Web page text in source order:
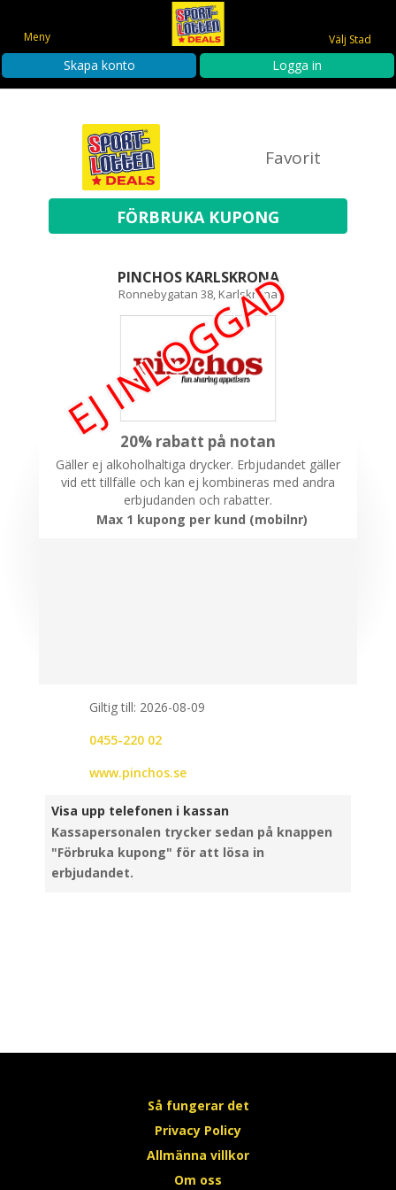
Meny Välj Stad
Skapa konto Logga in
Favorit
PINCHOS KARLSKRONA
Ronnebygatan 38, Karlskrona
EJ INLOGGAD
20% rabatt på notan
Gäller ej alkoholhaltiga drycker. Erbjudandet gäller
vid ett tillfälle och kan ej kombineras med andra
erbjudanden och rabatter.
Max 1 kupong per kund (mobilnr)
Giltig till: 2026-08-09
0455-220 02
www.pinchos.se
Visa upp telefonen i kassan
Kassapersonalen trycker sedan på knappen
"Förbruka kupong" för att lösa in
erbjudandet.
Så fungerar det
Privacy Policy
Allmänna villkor
Om oss